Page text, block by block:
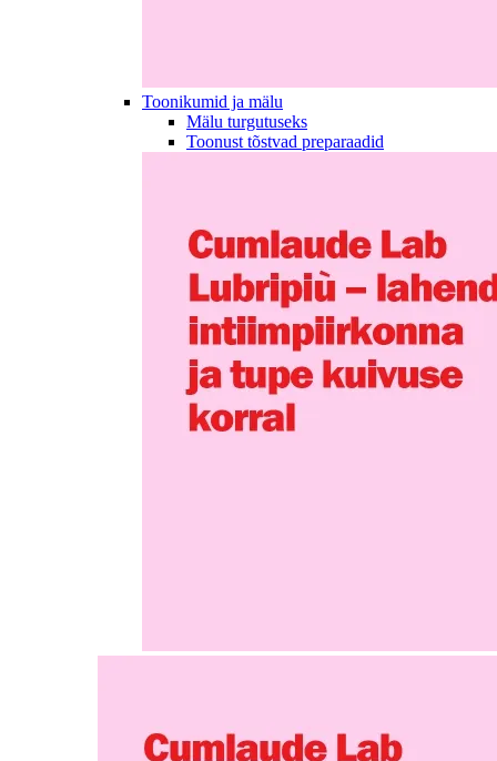
Toonikumid ja mälu
Mälu turgutuseks
Toonust tõstvad preparaadid